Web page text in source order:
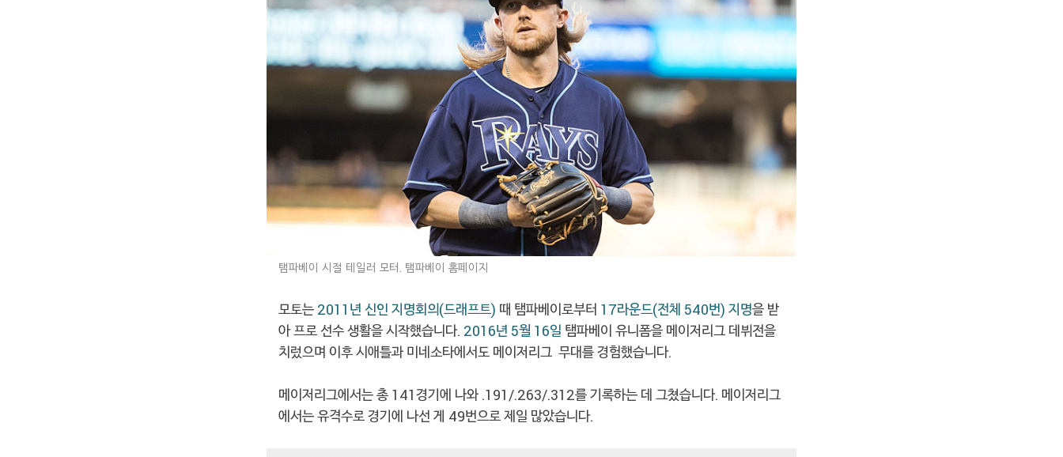
탬파베이 시절 테일러 모터. 탬파베이 홈페이지
모토는 2011년 신인 지명회의(드래프트) 때 탬파베이로부터 17라운드(전체 540번) 지명을 받
아 프로 선수 생활을 시작했습니다. 2016년 5월 16일 탬파베이 유니폼을 메이저리그 데뷔전을
치렀으며 이후 시애틀과 미네소타에서도 메이저리그 무대를 경험했습니다.
메이저리그에서는 총 141경기에 나와 .191/.263/.312를 기록하는 데 그쳤습니다. 메이저리그
에서는 유격수로 경기에 나선 게 49번으로 제일 많았습니다.